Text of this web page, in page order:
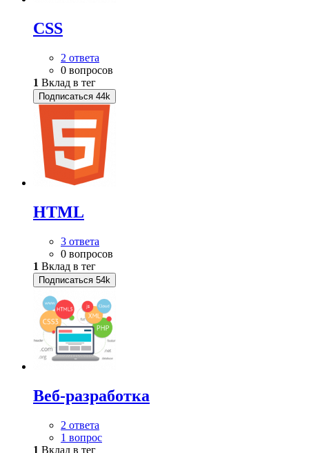
CSS
2 ответа
0 вопросов
1 Вклад в тег
Подписаться 44k
HTML
3 ответа
0 вопросов
1 Вклад в тег
Подписаться 54k
Веб-разработка
2 ответа
1 вопрос
1 Вклад в тег